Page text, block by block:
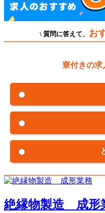
\ 質問に答えて、 お
寮付きの求
絶縁物製造 成形